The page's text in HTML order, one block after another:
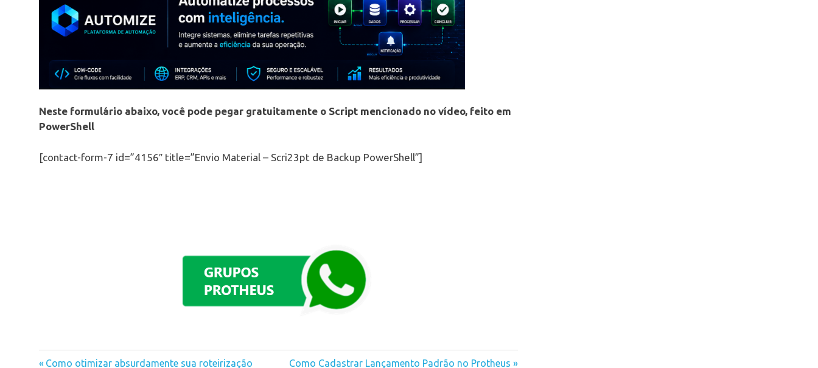
Neste formulário abaixo, você pode pegar gratuitamente o Script mencionado no vídeo, feito em
PowerShell
[contact-form-7 id=”4156″ title=”Envio Material – Scri23pt de Backup PowerShell”]
RPO
Previous
Como otimizar absurdamente sua roteirização Next
Como Cadastrar Lançamento Padrão no Protheus